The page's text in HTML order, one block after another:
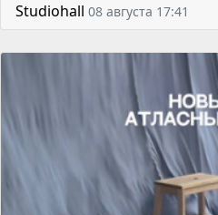
Studiohall 08 августа 17:41